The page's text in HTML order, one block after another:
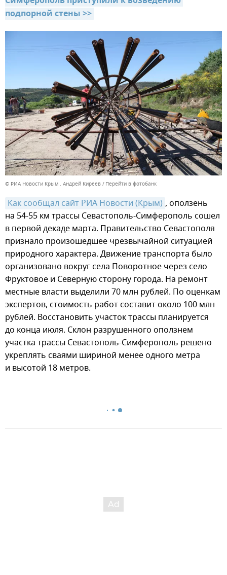
подпорной стены >>
© РИА Новости Крым . Андрей Киреев Перейти в фотобанк
Как сообщал сайт РИА Новости (Крым) , оползень
на 54-55 км трассы Севастополь-Симферополь сошел
в первой декаде марта. Правительство Севастополя
признало произошедшее чрезвычайной ситуацией
природного характера. Движение транспорта было
организовано вокруг села Поворотное через село
Фруктовое и Северную сторону города. На ремонт
местные власти выделили 70 млн рублей. По оценкам
экспертов, стоимость работ составит около 100 млн
рублей. Восстановить участок трассы планируется
до конца июля. Склон разрушенного оползнем
участка трассы Севастополь-Симферополь решено
укреплять сваями шириной менее одного метра
и высотой 18 метров.